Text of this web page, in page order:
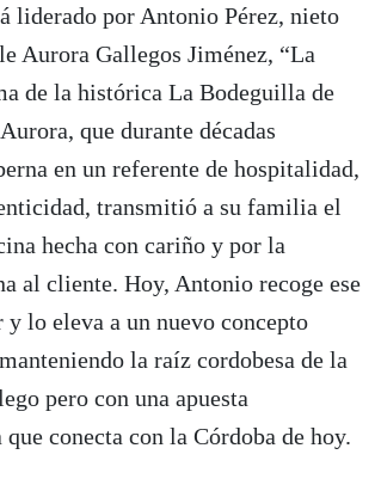
liderado por Antonio Pérez, nieto
Aurora Gallegos Jiménez, “La
de la histórica La Bodeguilla de
que durante décadas
en un referente de hospitalidad,
transmitió a su familia el
hecha con cariño y por la
al cliente. Hoy, Antonio recoge ese
lo eleva a un nuevo concepto
la raíz cordobesa de la
pero con una apuesta
que conecta con la Córdoba de hoy.